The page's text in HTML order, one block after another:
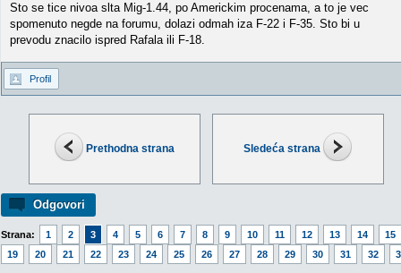
Prethodna strana Sledeća strana
Odgovori
Strana: 1 2 3 4 5 6 7 8 9 10 11 12 13 14
15
19
20 21 22 23 24 25 26 27 28 29 30 31 32
Sto se tice nivoa slta Mig-1.44, po Americkim procenama, a to je vec
spomenuto negde na forumu, dolazi odmah iza F-22 i F-35. Sto bi u
prevodu znacilo ispred Rafala ili F-18.
Profil